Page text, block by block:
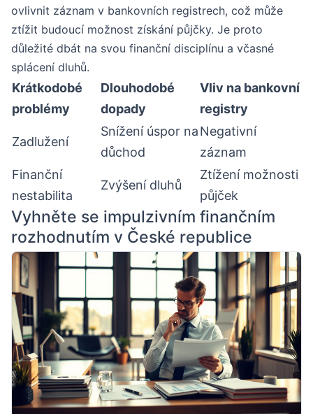
ovlivnit záznam v bankovních registrech, což může
ztížit budoucí možnost získání půjčky. Je proto
důležité dbát na svou finanční disciplínu a včasné
splácení dluhů.
Krátkodobé
problémy
Dlouhodobé
dopady
Vliv na bankovní
registry
Zadlužení
Snížení úspor na
důchod
Negativní
záznam
Finanční
nestabilita
Zvýšení dluhů
Ztížení možnosti
půjček
Vyhněte se impulzivním finančním
rozhodnutím v České republice